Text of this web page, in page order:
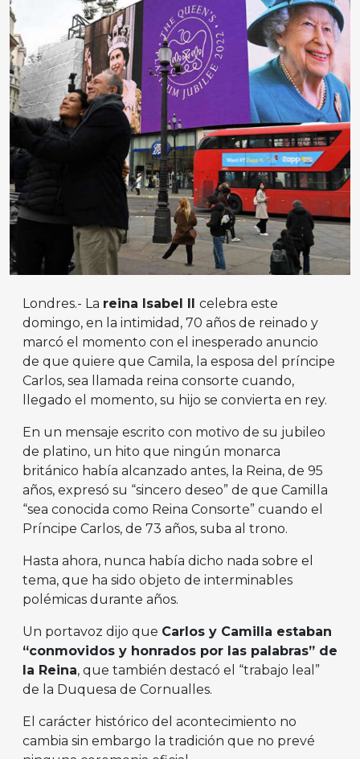
Londres.- La reina Isabel II celebra este
domingo, en la intimidad, 70 años de reinado y
marcó el momento con el inesperado anuncio
de que quiere que Camila, la esposa del príncipe
Carlos, sea llamada reina consorte cuando,
llegado el momento, su hijo se convierta en rey.
En un mensaje escrito con motivo de su jubileo
de platino, un hito que ningún monarca
británico había alcanzado antes, la Reina, de 95
años, expresó su “sincero deseo” de que Camilla
“sea conocida como Reina Consorte” cuando el
Príncipe Carlos, de 73 años, suba al trono.
Hasta ahora, nunca había dicho nada sobre el
tema, que ha sido objeto de interminables
polémicas durante años.
Un portavoz dijo que Carlos y Camilla estaban
“conmovidos y honrados por las palabras” de
la Reina, que también destacó el “trabajo leal”
de la Duquesa de Cornualles.
El carácter histórico del acontecimiento no
cambia sin embargo la tradición que no prevé